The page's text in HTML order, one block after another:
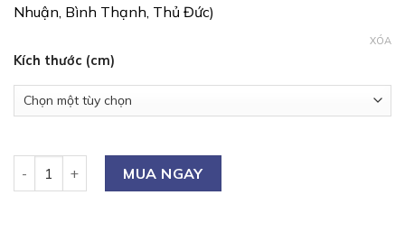
Nhuận, Bình Thạnh, Thủ Đức)
Kích thước (cm)
XÓA
MUA NGAY